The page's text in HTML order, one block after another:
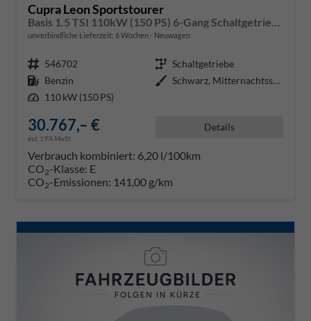
Cupra Leon Sportstourer
unverbindliche Lieferzeit: 6 Wochen Neuwagen
Fahrzeugnr. 546702 Getriebe Schaltgetriebe
Kraftstoff Benzin Außenfarbe
Schwarz, Mitternachtsschwarz (0E
Leistung 110 kW (150 PS)
30.767,– €
incl. 19% MwSt.
Details
Verbrauch kombiniert: 6,20 l/100km
CO2-Klasse: E
CO2-Emissionen: 141,00 g/km